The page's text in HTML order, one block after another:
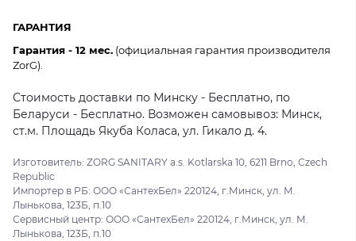
ГАРАНТИЯ
Гарантия - 12 мес. (официальная гарантия производителя
ZorG).
Стоимость доставки по Минску - Бесплатно, по
Беларуси - Бесплатно. Возможен самовывоз: Минск,
ст.м. Площадь Якуба Коласа, ул. Гикало д. 4.
Изготовитель: ZORG SANITARY a.s. Kotlarska 10, 6211 Brno, Czech
Republic
Импортер в РБ: ООО «СантехБел» 220124, г.Минск, ул. М.
Лынькова, 123Б, п.10
Сервисный центр: ООО «СантехБел» 220124, г.Минск, ул. М.
Лынькова, 123Б, п.10